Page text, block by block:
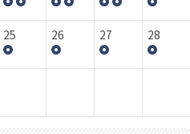
25 26 27 28